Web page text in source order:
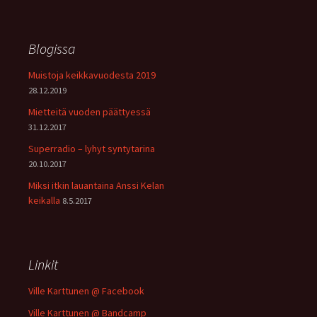
Blogissa
Muistoja keikkavuodesta 2019
28.12.2019
Mietteitä vuoden päättyessä
31.12.2017
Superradio – lyhyt syntytarina
20.10.2017
Miksi itkin lauantaina Anssi Kelan
keikalla 8.5.2017
Linkit
Ville Karttunen @ Facebook
Ville Karttunen @ Bandcamp